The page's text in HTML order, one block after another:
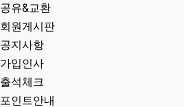
공유&교환
회원게시판
공지사항
가입인사
출석체크
포인트안내